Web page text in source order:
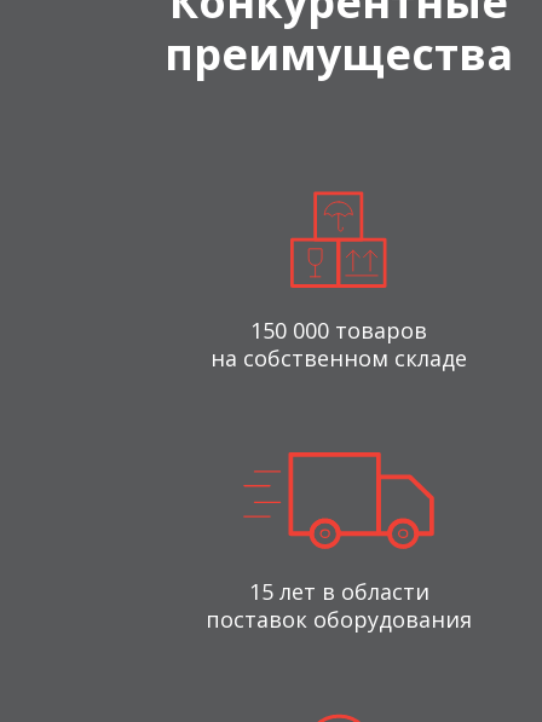
преимущества
150 000 товаров
на собственном складе
15 лет в области
поставок оборудования